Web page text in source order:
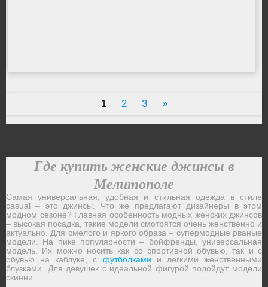
1 2 3 »
Где купить женские джинсы в
Мелитополе
Самая универсальная, удобная и стильная одежда в стиле
casual – это джинсы. Что же предлагают дизайнеры в этом
модном сезоне? Главная особенность модных женских джинсов
– высокая посадка, такие модели смотрятся очень женственно и
актуально. Для смелого и яркого образа – супермодные рваные
модели. На пике популярности – бойфренды, универсальная
модель. Их можно носить как со спортивной обувью, так и с
обувью на каблуке, с футболками и легкими женственными
блузками. Для девушек с идеальной фигурой подойдут модели
скинни.